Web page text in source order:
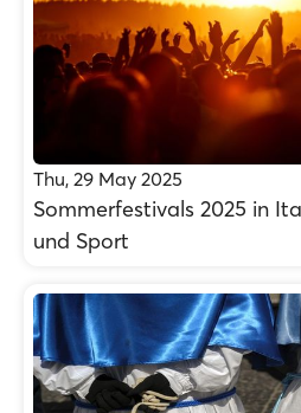
Thu, 29 May 2025
Sommerfestivals 2025 in
und Sport